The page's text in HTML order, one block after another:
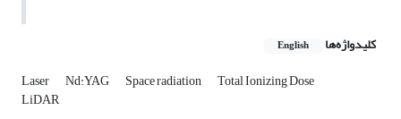
کلیدواژه‌ها English
Laser Nd:YAG Space radiation Total Ionizing Dose
LiDAR